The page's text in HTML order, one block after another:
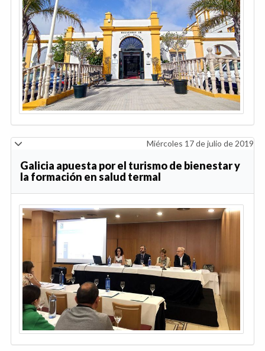
Miércoles 17 de julio de 2019
Galicia apuesta por el turismo de bienestar y
la formación en salud termal